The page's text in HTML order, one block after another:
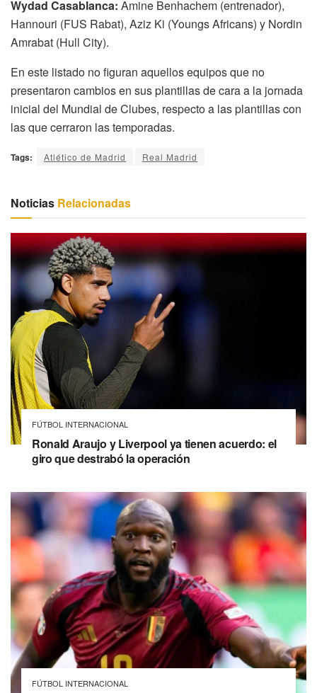
Wydad Casablanca: Amine Benhachem (entrenador),
Hannouri (FUS Rabat), Aziz Ki (Youngs Africans) y Nordin
Amrabat (Hull City).
En este listado no figuran aquellos equipos que no
presentaron cambios en sus plantillas de cara a la jornada
inicial del Mundial de Clubes, respecto a las plantillas con
las que cerraron las temporadas.
Tags: Atlético de Madrid Real Madrid
Noticias Relacionadas
FÚTBOL INTERNACIONAL
Ronald Araujo y Liverpool ya tienen acuerdo: el
giro que destrabó la operación
FÚTBOL INTERNACIONAL